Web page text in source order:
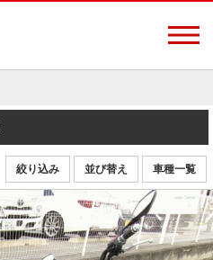
車種一覧
並び替え
絞り込み